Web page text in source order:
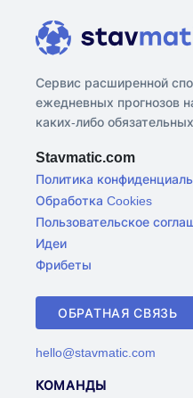
Сервис расширенной
ежедневных прогнозов
каких-либо
Stavmatic.com
Политика
Обработка Cookies
Пользовательское
Идеи
Фрибеты
ОБРАТНАЯ СВЯЗЬ
hello@stavmatic.com
КОМАНДЫ